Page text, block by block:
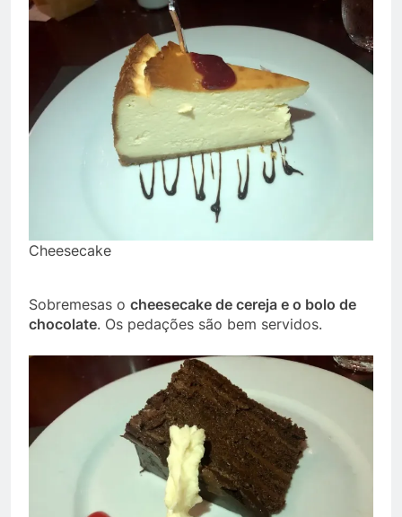
Cheesecake
Sobremesas o cheesecake de cereja e o bolo de
chocolate. Os pedações são bem servidos.